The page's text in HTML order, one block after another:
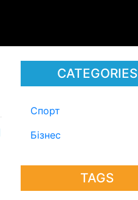
CATEGORIES
Спорт
Бізнес
TAGS